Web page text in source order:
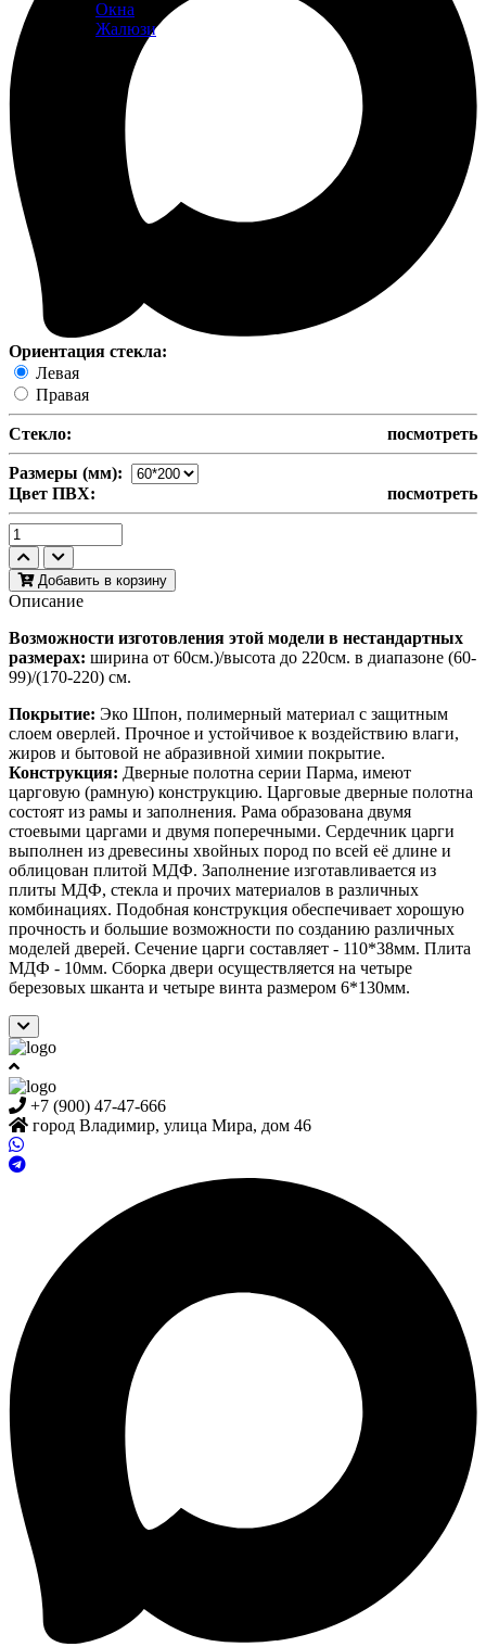
Окна
Жалюзи
Ориентация стекла:
Левая
Правая
Стекло: посмотреть
Размеры (мм):
Цвет ПВХ:
посмотреть
Добавить в корзину
Описание
Возможности изготовления этой модели в нестандартных
размерах: ширина от 60см.)/высота до 220см. в диапазоне (60-
99)/(170-220) см.
Покрытие: Эко Шпон, полимерный материал с защитным
слоем оверлей. Прочное и устойчивое к воздействию влаги,
жиров и бытовой не абразивной химии покрытие.
Конструкция: Дверные полотна серии Парма, имеют
царговую (рамную) конструкцию. Царговые дверные полотна
состоят из рамы и заполнения. Рама образована двумя
стоевыми царгами и двумя поперечными. Сердечник царги
выполнен из древесины хвойных пород по всей её длине и
облицован плитой МДФ. Заполнение изготавливается из
плиты МДФ, стекла и прочих материалов в различных
комбинациях. Подобная конструкция обеспечивает хорошую
прочность и большие возможности по созданию различных
моделей дверей. Сечение царги составляет - 110*38мм. Плита
МДФ - 10мм. Сборка двери осуществляется на четыре
березовых шканта и четыре винта размером 6*130мм.
+7 (900) 47-47-666
город Владимир, улица Мира, дом 46